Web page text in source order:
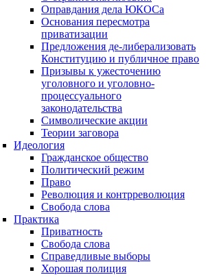
Оправдания дела ЮКОСа
Основания пересмотра
приватизации
Предложения де-либерализовать
Конституцию и публичное право
Призывы к ужесточению
уголовного и уголовно-
процессуального
законодательства
Символические акции
Теории заговора
Идеология
Гражданское общество
Политический режим
Право
Революция и контрреволюция
Свобода слова
Практика
Приватность
Свобода слова
Справедливые выборы
Хорошая полиция